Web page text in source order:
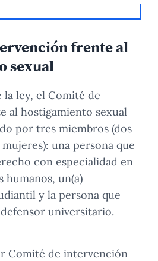
frente al
sexual
la ley, el Comité de
al hostigamiento sexual
por tres miembros (dos
una persona que
con especialidad en
humanos, un(a)
y la persona que
universitario.
Comité de intervención